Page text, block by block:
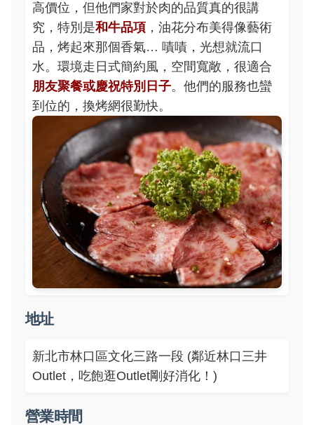
高價位，但他們家對於肉的品質真的很講
究，特別是和牛品項 ，油花分布美得像藝術
品，烤起來那個香氣… 嘖嘖，光想就流口
水。環境走日式簡約風，空間寬敞，很適合
朋友聚餐或慶祝特別日子。他們的服務也蠻
到位的，換烤網很勤快。
地址
新北市林口區文化三路一段 (鄰近林口三井
Outlet，吃飽逛Outlet剛好消化！)
營業時間